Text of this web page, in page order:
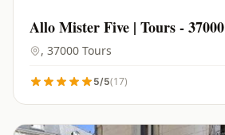
Allo Mister Five | Tours - 37000
, 37000 Tours
5/5(17)